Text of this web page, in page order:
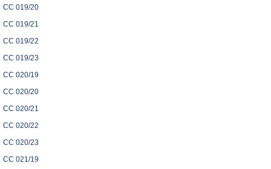
CC 019/20
CC 019/21
CC 019/22
CC 019/23
CC 020/19
CC 020/20
CC 020/21
CC 020/22
CC 020/23
CC 021/19